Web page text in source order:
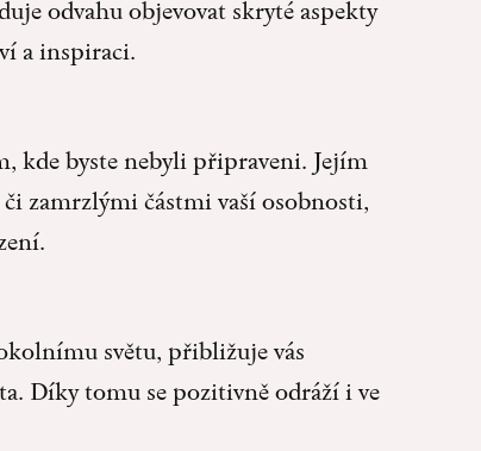
odvahu objevovat skryté aspekty
a inspiraci.
kde byste nebyli připraveni. Jejím
zamrzlými částmi vaší osobnosti,
světu, přibližuje vás
Díky tomu se pozitivně odráží i ve